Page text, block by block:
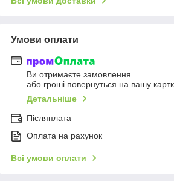
Умови оплати
Ви отримаєте замовлення
або гроші повернуться на вашу
Детальніше
Післяплата
Оплата на рахунок
Всі умови оплати